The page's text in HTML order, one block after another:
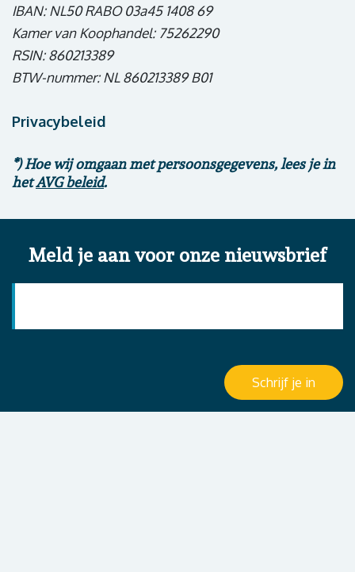
IBAN: NL50 RABO 03a45 1408 69
Kamer van Koophandel: 75262290
RSIN: 860213389
BTW-nummer: NL 860213389 B01
Privacybeleid
*) Hoe wij omgaan met persoonsgegevens, lees je in
hetAVG beleid.
Meld je aan voor onze nieuwsbrief
Schrijf je in